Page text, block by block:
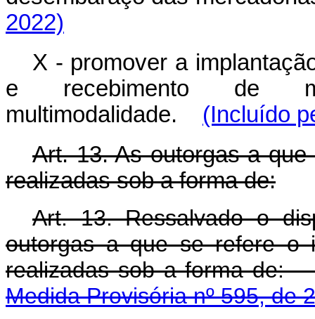
2022)
X - promover a
e recebimento de
multimodalidade. (Incluído
Art. 13. As outorgas a
realizadas sob a forma de:
Art. 13. Ressalvado o
outorgas a que se refere
realizadas sob a
Medida Provisória nº 595, de